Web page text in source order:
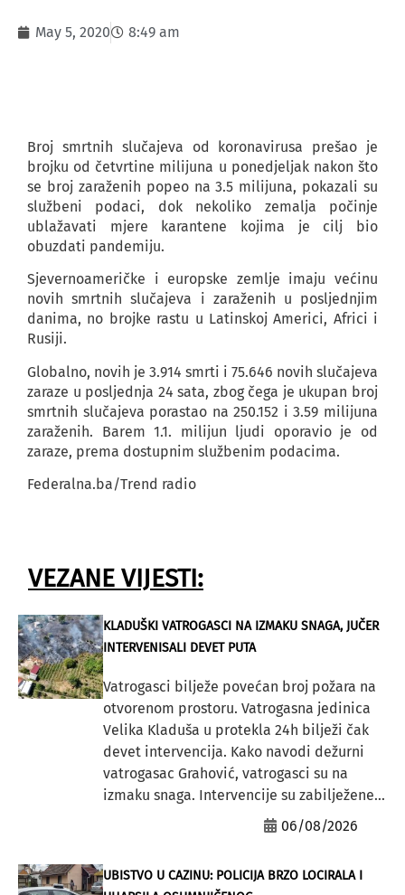
May 5, 2020 8:49 am
Broj smrtnih slučajeva od koronavirusa prešao je
brojku od četvrtine milijuna u ponedjeljak nakon što
se broj zaraženih popeo na 3.5 milijuna, pokazali su
službeni podaci, dok nekoliko zemalja počinje
ublažavati mjere karantene kojima je cilj bio
obuzdati pandemiju.
Sjevernoameričke i europske zemlje imaju većinu
novih smrtnih slučajeva i zaraženih u posljednjim
danima, no brojke rastu u Latinskoj Americi, Africi i
Rusiji.
Globalno, novih je 3.914 smrti i 75.646 novih slučajeva
zaraze u posljednja 24 sata, zbog čega je ukupan broj
smrtnih slučajeva porastao na 250.152 i 3.59 milijuna
zaraženih. Barem 1.1. milijun ljudi oporavio je od
zaraze, prema dostupnim službenim podacima.
Federalna.ba/Trend radio
VEZANE VIJESTI:
KLADUŠKI VATROGASCI NA IZMAKU SNAGA, JUČER
INTERVENISALI DEVET PUTA
Vatrogasci bilježe povećan broj požara na
otvorenom prostoru. Vatrogasna jedinica
Velika Kladuša u protekla 24h bilježi čak
devet intervencija. Kako navodi dežurni
vatrogasac Grahović, vatrogasci su na
izmaku snaga. Intervencije su zabilježene...
06/08/2026
UBISTVO U CAZINU: POLICIJA BRZO LOCIRALA I